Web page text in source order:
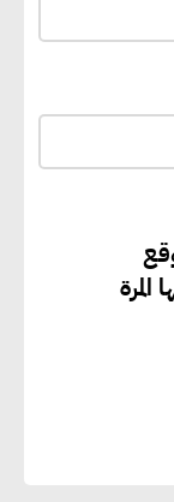
توسع
إضافة 12 جيجاوات